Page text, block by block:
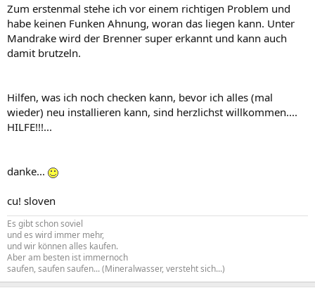
Zum erstenmal stehe ich vor einem richtigen Problem und
habe keinen Funken Ahnung, woran das liegen kann. Unter
Mandrake wird der Brenner super erkannt und kann auch
damit brutzeln.
Hilfen, was ich noch checken kann, bevor ich alles (mal
wieder) neu installieren kann, sind herzlichst willkommen....
HILFE!!!...
danke...
cu! sloven
Es gibt schon soviel
und es wird immer mehr,
und wir können alles kaufen.
Aber am besten ist immernoch
saufen, saufen saufen... (Mineralwasser, versteht sich...)